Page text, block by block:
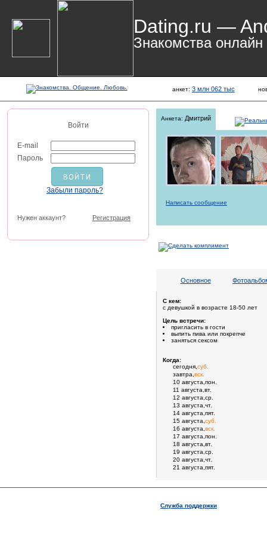
Dating.ru —
Знакомства онлайн
анкет: 3 млн 062 тыс
Войти
E-mail
Пароль
Забыли пароль?
Нужен аккаунт? Регистрация
Анкета: Дмитрий
Написать сообщение
Основное
С кем:
с девушкой в возрасте 18-50 лет
Цель встречи:
пригласить в гости
выпить пива или покрепче
заняться сексом
Когда:
сегодня, суб.
завтра, вск.
10 августа,пон.
11 августа,вт.
12 августа,ср.
13 августа,чт.
14 августа,пят.
15 августа, суб.
16 августа, вск.
17 августа,пон.
18 августа,вт.
19 августа,ср.
20 августа,чт.
21 августа,пят.
Служба поддержки